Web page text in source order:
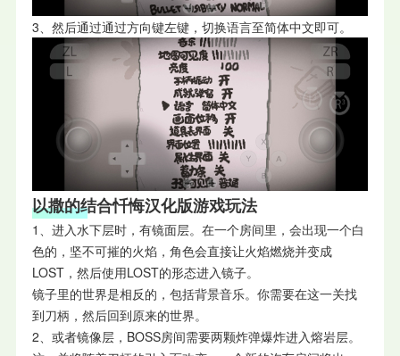
3、然后通过通过方向键左键，切换语言至简体中文即可。
以撒的结合忏悔汉化版游戏玩法
1、进入水下层时，有镜面层。在一个房间里，会出现一个白
色的，坚不可摧的火焰，角色会直接让火焰燃烧并变成
LOST，然后使用LOST的形态进入镜子。
镜子里的世界是相反的，包括背景音乐。你需要在这一关找
到刀柄，然后回到原来的世界。
2、或者镜像层，BOSS房间需要两颗炸弹爆炸进入熔岩层。